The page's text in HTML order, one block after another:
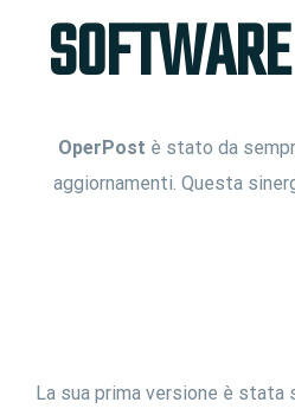
OperPost è stato da
aggiornamenti. Questa
La sua prima versione è stata